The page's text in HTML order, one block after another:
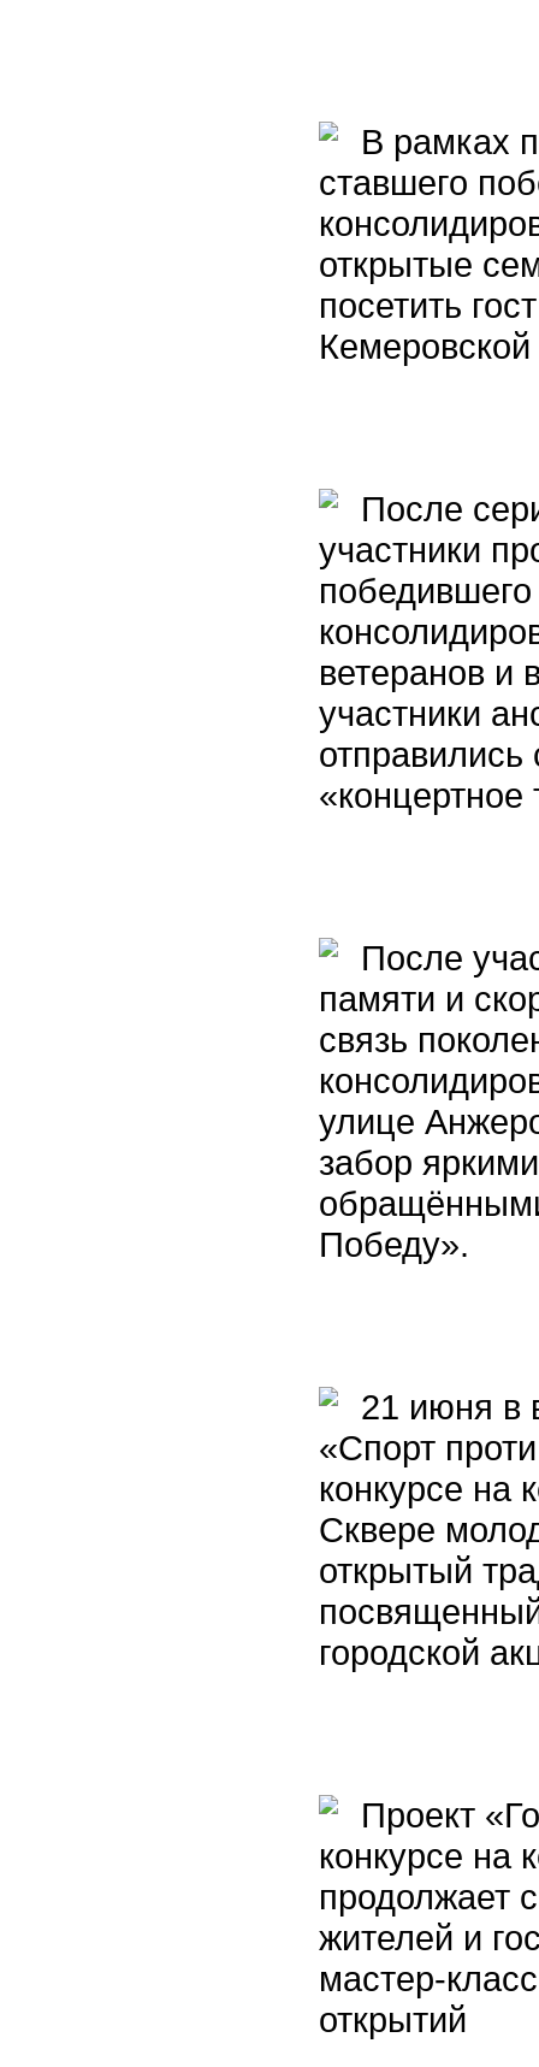
В рамках
ставшего
открытые
посетить
После
участники
ветеранов и
участники
«концертное
После
памяти и
связь
улице
забор
Победу».
21 июня в
«Спорт
конкурсе на
Сквере
открытый
городской
Проект
конкурсе на
продолжает
жителей и
мастер-
открытий